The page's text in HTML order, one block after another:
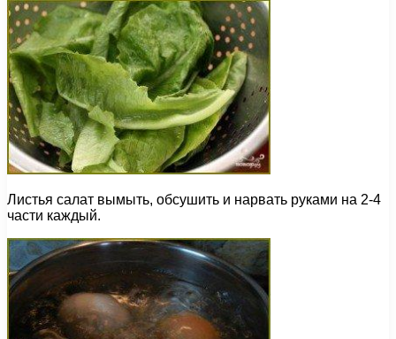
Листья салат вымыть, обсушить и нарвать руками на 2-4
части каждый.